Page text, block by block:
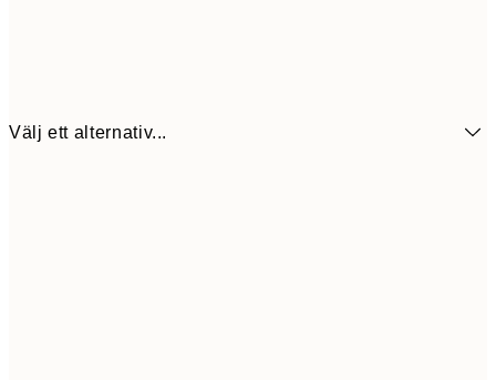
Välj ett alternativ...